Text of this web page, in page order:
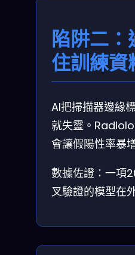
陷阱二
住訓練資
AI把掃描器邊緣
就失靈。
會讓假陽性率暴
數據佐證：一項
叉驗證的模型在